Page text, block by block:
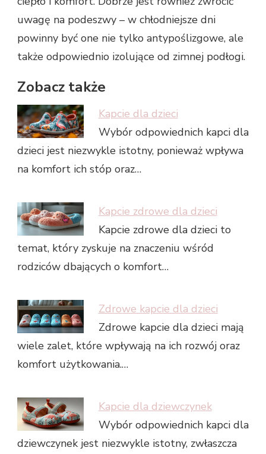
uwagę na podeszwy – w chłodniejsze dni
powinny być one nie tylko antypoślizgowe, ale
także odpowiednio izolujące od zimnej podłogi.
Zobacz także
Kapcie dla dzieci
Wybór odpowiednich kapci dla
dzieci jest niezwykle istotny, ponieważ wpływa
na komfort ich stóp oraz…
Kapcie zdrowe dla dzieci
Kapcie zdrowe dla dzieci to
temat, który zyskuje na znaczeniu wśród
rodziców dbających o komfort…
Zdrowe kapcie dla dzieci
Zdrowe kapcie dla dzieci mają
wiele zalet, które wpływają na ich rozwój oraz
komfort użytkowania.…
Kapcie dla dziewczynek
Wybór odpowiednich kapci dla
dziewczynek jest niezwykle istotny, zwłaszcza